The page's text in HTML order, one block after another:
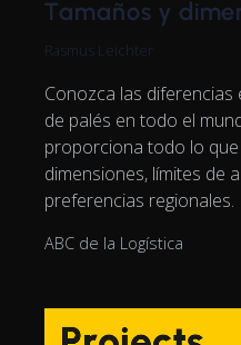
Tamaños y
Rasmus Leichter
Conozca las
de palés en todo el
proporciona todo lo
dimensiones, límites de
preferencias regionales.
ABC de la Logística